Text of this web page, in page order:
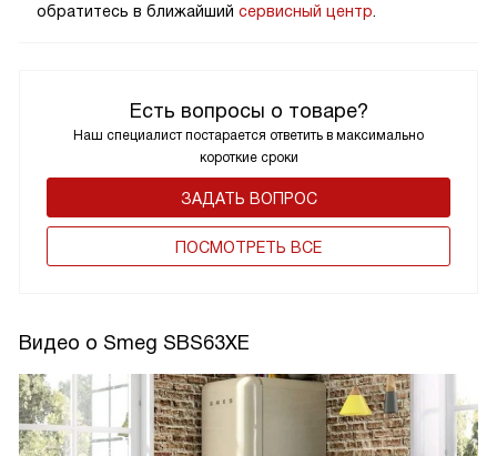
Есть вопросы о товаре?
Наш специалист постарается ответить в максимально
короткие сроки
ЗАДАТЬ ВОПРОС
ПОCМОТРЕТЬ ВСЕ
обратитесь в ближайший сервисный центр
Видео о Smeg SBS63XE